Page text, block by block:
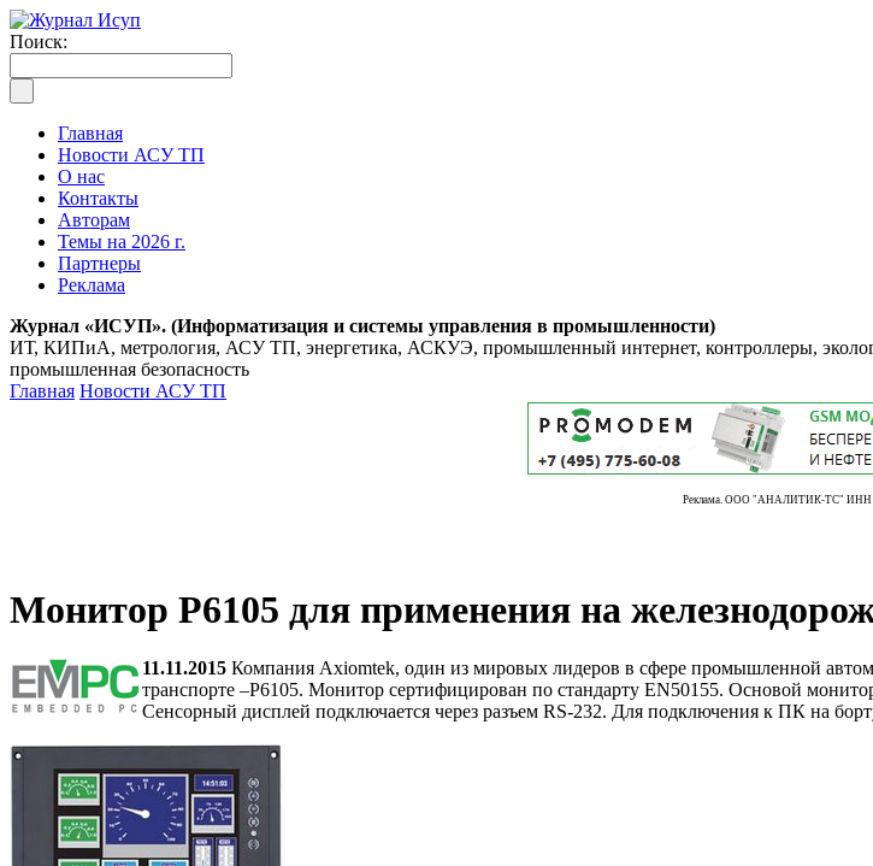
Поиск:
Главная
Новости АСУ ТП
О нас
Контакты
Авторам
Темы на 2026 г.
Партнеры
Реклама
Журнал «ИСУП». (Информатизация и системы управления в промышленности)
ИТ, КИПиА, метрология, АСУ ТП, энергетика, АСКУЭ, промышленный интернет, контроллеры,
промышленная безопасность
Главная Новости АСУ ТП
Реклама. ООО "АНАЛИТИК-ТС" ИНН
Монитор P6105 для применения на
11.11.2015 Компания Axiomtek, один из мировых лидеров в сфере промышленной
транспорте –P6105. Монитор сертифицирован по стандарту EN50155. Основой
Сенсорный дисплей подключается через разъем RS-232. Для подключения к ПК на